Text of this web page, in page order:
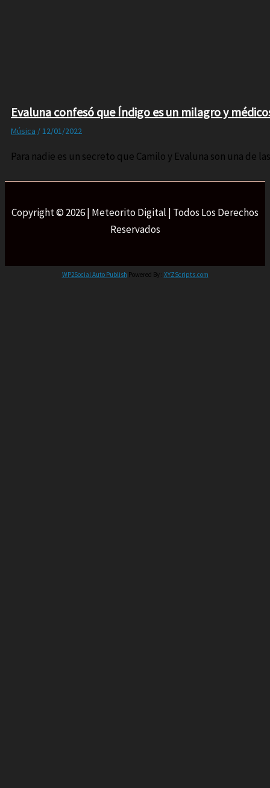
Evaluna confesó que Índigo es un milagro y
Música /12/01/2022
Para nadie es un secreto que Camilo y Evaluna son una de
Copyright © 2026 | Meteorito Digital | Todos Los Derechos
Reservados
WP2Social Auto Publish Powered By : XYZScripts.com